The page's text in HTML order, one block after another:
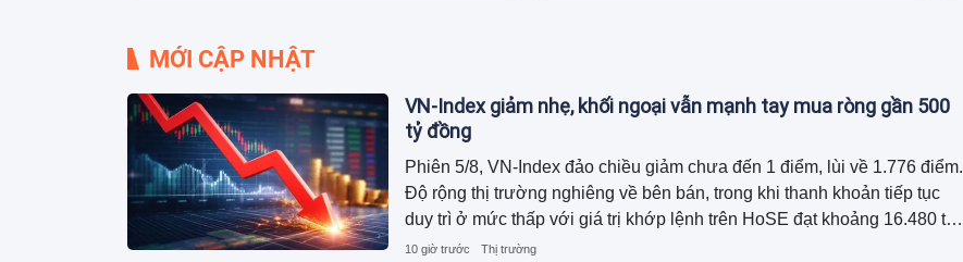
MỚI CẬP NHẬT
VN-Index giảm nhẹ, khối ngoại vẫn mạnh tay mua ròng gần 500
tỷ đồng
Phiên 5/8, VN-Index đảo chiều giảm chưa đến 1 điểm, lùi về 1.776 điểm.
Độ rộng thị trường nghiêng về bên bán, trong khi thanh khoản tiếp tục
duy trì ở mức thấp với giá trị khớp lệnh trên HoSE đạt khoảng 16.480 tỷ
đồng.
10 giờ trước Thị trường